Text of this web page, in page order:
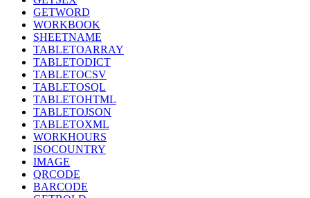
GETWORD
WORKBOOK
SHEETNAME
TABLETOARRAY
TABLETODICT
TABLETOCSV
TABLETOSQL
TABLETOHTML
TABLETOJSON
TABLETOXML
WORKHOURS
ISOCOUNTRY
IMAGE
QRCODE
BARCODE